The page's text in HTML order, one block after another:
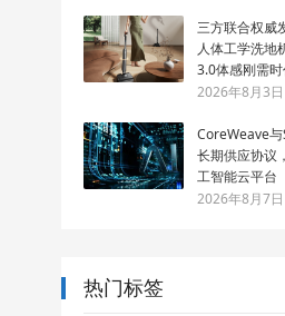
三方联合权威
人体工学洗地
3.0体感刚需
2026年8月3日
CoreWeave
长期供应协议
工智能云平台
2026年8月7日
热门标签